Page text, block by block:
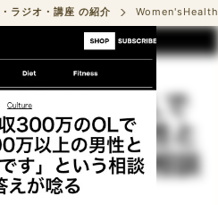
ラジオ・講座 の紹介 Women'sHealth